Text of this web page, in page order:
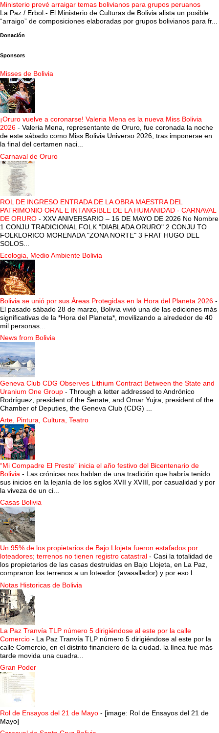
Ministerio prevé arraigar temas bolivianos para grupos peruanos
La Paz / Erbol.- El Ministerio de Culturas de Bolivia alista un posible
“arraigo” de composiciones elaboradas por grupos bolivianos para fr...
Donación
Sponsors
Misses de Bolivia
¡Oruro vuelve a coronarse! Valeria Mena es la nueva Miss Bolivia
2026 - Valeria Mena, representante de Oruro, fue coronada la noche
de este sábado como Miss Bolivia Universo 2026, tras imponerse en
la final del certamen naci...
Carnaval de Oruro
ROL DE INGRESO ENTRADA DE LA OBRA MAESTRA DEL
PATRIMONIO ORAL E INTANGIBLE DE LA HUMANIDAD - CARNAVAL
DE ORURO - XXV ANIVERSARIO – 16 DE MAYO DE 2026 No Nombre
1 CONJU TRADICIONAL FOLK "DIABLADA ORURO" 2 CONJU TO
FOLKLORICO MORENADA "ZONA NORTE" 3 FRAT HUGO DEL
SOLOS...
Ecologia, Medio Ambiente Bolivia
Bolivia se unió por sus Áreas Protegidas en la Hora del Planeta 2026 -
El pasado sábado 28 de marzo, Bolivia vivió una de las ediciones más
significativas de la *Hora del Planeta*, movilizando a alrededor de 40
mil personas...
News from Bolivia
Geneva Club CDG Observes Lithium Contract Between the State and
Uranium One Group - Through a letter addressed to Andrónico
Rodríguez, president of the Senate, and Omar Yujra, president of the
Chamber of Deputies, the Geneva Club (CDG) ...
Arte, Pintura, Cultura, Teatro
“Mi Compadre El Preste” inicia el año festivo del Bicentenario de
Bolivia - Las crónicas nos hablan de una tradición que habría tenido
sus inicios en la lejanía de los siglos XVII y XVIII, por casualidad y por
la viveza de un ci...
Casas Bolivia
Un 95% de los propietarios de Bajo Llojeta fueron estafados por
loteadores; terrenos no tienen registro catastral - Casi la totalidad de
los propietarios de las casas destruidas en Bajo Llojeta, en La Paz,
compraron los terrenos a un loteador (avasallador) y por eso l...
Notas Historicas de Bolivia
La Paz Tranvía TLP número 5 dirigiéndose al este por la calle
Comercio - La Paz Tranvía TLP número 5 dirigiéndose al este por la
calle Comercio, en el distrito financiero de la ciudad. la línea fue más
tarde movida una cuadra...
Gran Poder
Rol de Ensayos del 21 de Mayo - [image: Rol de Ensayos del 21 de
Mayo]